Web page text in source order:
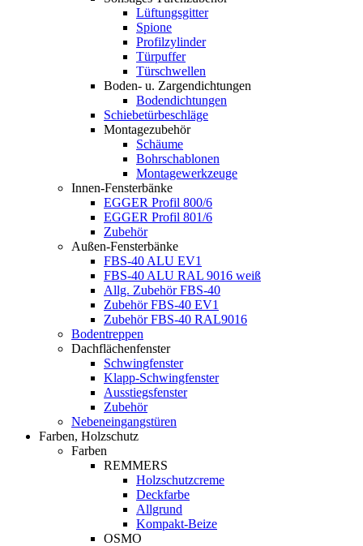
Lüftungsgitter
Spione
Profilzylinder
Türpuffer
Türschwellen
Boden- u. Zargendichtungen
Bodendichtungen
Schiebetürbeschläge
Montagezubehör
Schäume
Bohrschablonen
Montagewerkzeuge
Innen-Fensterbänke
EGGER Profil 800/6
EGGER Profil 801/6
Zubehör
Außen-Fensterbänke
FBS-40 ALU EV1
FBS-40 ALU RAL 9016 weiß
Allg. Zubehör FBS-40
Zubehör FBS-40 EV1
Zubehör FBS-40 RAL9016
Bodentreppen
Dachflächenfenster
Schwingfenster
Klapp-Schwingfenster
Ausstiegsfenster
Zubehör
Nebeneingangstüren
Farben, Holzschutz
Farben
REMMERS
Holzschutzcreme
Deckfarbe
Allgrund
Kompakt-Beize
OSMO